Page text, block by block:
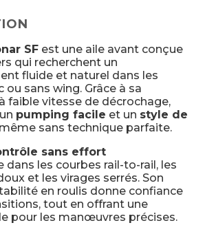
SFest une aile avant conçue
qui recherchent un
fluide et naturel dans les
ou sans wing. Grâce à sa
faible vitesse de décrochage,
pumping facile et un style de
sans technique parfaite.
sans effort
dans les courbes rail-to-rail, les
et les virages serrés. Son
en roulis donne confiance
tout en offrant une
pour les manœuvres précises.